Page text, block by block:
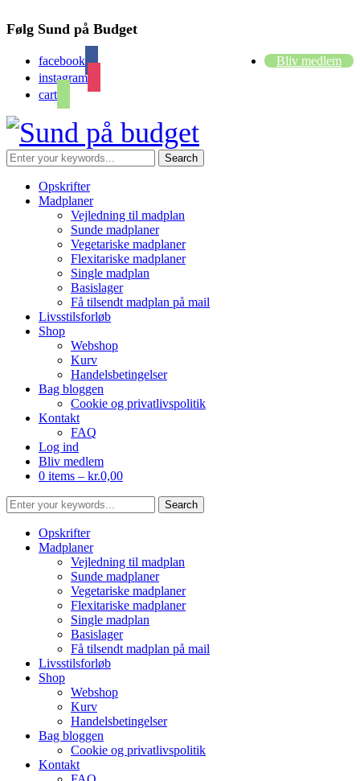
Følg Sund på Budget
facebook
instagram
cart
Bliv medlem
Opskrifter
Madplaner
Vejledning til madplan
Sunde madplaner
Vegetariske madplaner
Flexitariske madplaner
Single madplan
Basislager
Få tilsendt madplan på mail
Livsstilsforløb
Shop
Webshop
Kurv
Handelsbetingelser
Bag bloggen
Cookie og privatlivspolitik
Kontakt
FAQ
Log ind
Bliv medlem
0 items – kr.0,00
Opskrifter
Madplaner
Vejledning til madplan
Sunde madplaner
Vegetariske madplaner
Flexitariske madplaner
Single madplan
Basislager
Få tilsendt madplan på mail
Livsstilsforløb
Shop
Webshop
Kurv
Handelsbetingelser
Bag bloggen
Cookie og privatlivspolitik
Kontakt